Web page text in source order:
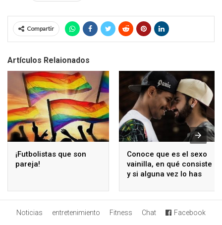
Compartir
Artículos Relaionados
¡Futbolistas que son
pareja!
Conoce que es el sexo
vainilla, en qué consiste
y si alguna vez lo has
Noticias entretenimiento Fitness Chat Facebook